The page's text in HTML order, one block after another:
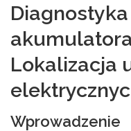
Lokalizacja
Wprowadzenie